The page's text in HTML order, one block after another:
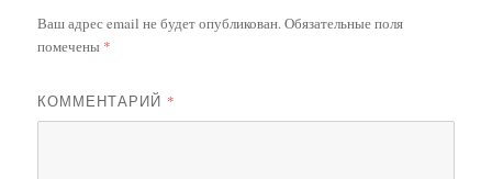
Ваш адрес email не будет опубликован.Обязательные поля
помечены *
КОММЕНТАРИЙ *